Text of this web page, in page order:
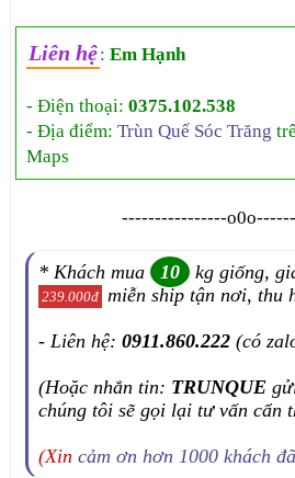
Liên hệ:Em Hạnh
- Điện thoại:0375.102.538
- Địa điểm:Trùn Quế Sóc Trăng
Maps
----------------
* Khách mua 10 kg giống,
239.000đ miễn ship tận nơi, thu
- Liên hệ:0911.860.222 (có
(Hoặc nhắn tin: TRUNQUE
chúng tôi sẽ gọi lại tư vấn cẩn
(Xincảm ơn hơn 1000 khách